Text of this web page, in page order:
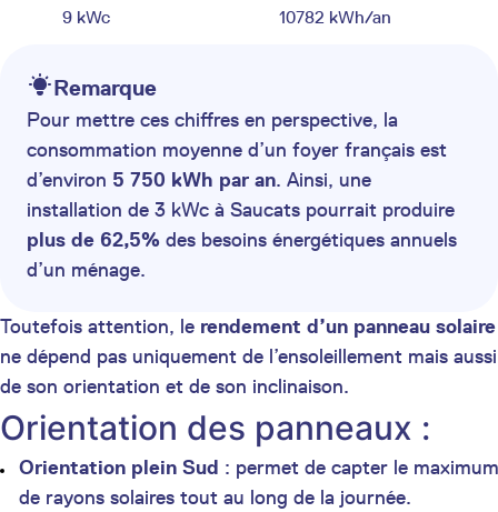
9 kWc 10782 kWh/an
Remarque
Pour mettre ces chiffres en perspective, la
consommation moyenne d’un foyer français est
d’environ 5 750 kWh par an. Ainsi, une
installation de 3 kWc à Saucats pourrait produire
plus de 62,5% des besoins énergétiques annuels
d’un ménage.
Toutefois attention, le rendement d’un panneau solaire
ne dépend pas uniquement de l’ensoleillement mais aussi
de son orientation et de son inclinaison.
Orientation des panneaux :
Orientation plein Sud : permet de capter le maximum
de rayons solaires tout au long de la journée.